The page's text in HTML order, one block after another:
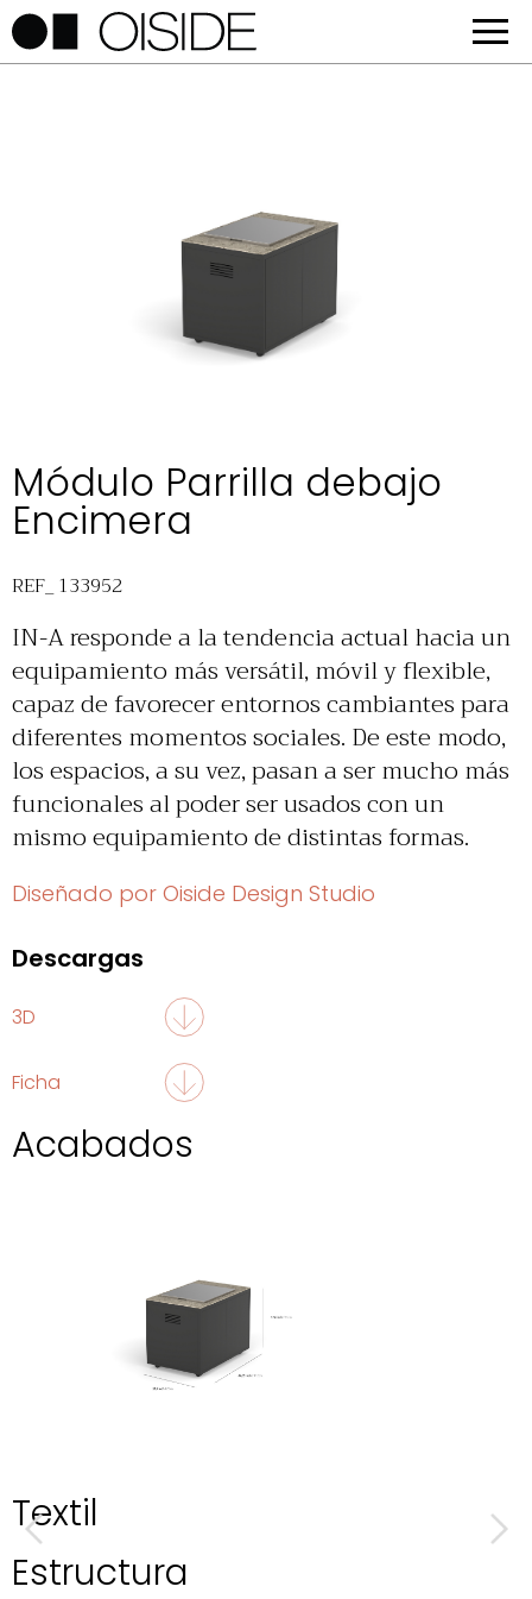
Módulo Parrilla debajo
Encimera
REF_ 133952
IN-A responde a la tendencia actual hacia un
equipamiento más versátil, móvil y flexible,
capaz de favorecer entornos cambiantes para
diferentes momentos sociales. De este modo,
los espacios, a su vez, pasan a ser mucho más
funcionales al poder ser usados con un
mismo equipamiento de distintas formas.
Diseñado por Oiside Design Studio
Descargas
3D
Ficha
Acabados
Textil
Estructura